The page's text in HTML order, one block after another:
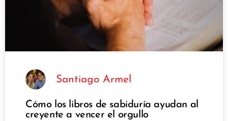
Santiago Armel
Cómo los libros de sabiduría ayudan al
creyente a vencer el orgullo